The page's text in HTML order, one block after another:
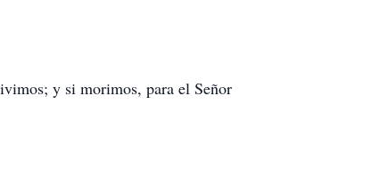
y si morimos, para el Señor